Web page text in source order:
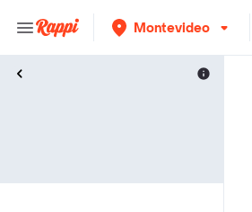
Montevideo